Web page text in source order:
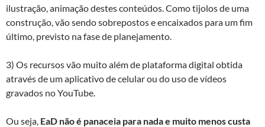
ilustração, animação destes conteúdos. Como tijolos de uma
construção, vão sendo sobrepostos e encaixados para um fim
último, previsto na fase de planejamento.
3) Os recursos vão muito além de plataforma digital obtida
através de um aplicativo de celular ou do uso de vídeos
gravados no YouTube.
Ou seja, EaD não é panaceia para nada e muito menos custa